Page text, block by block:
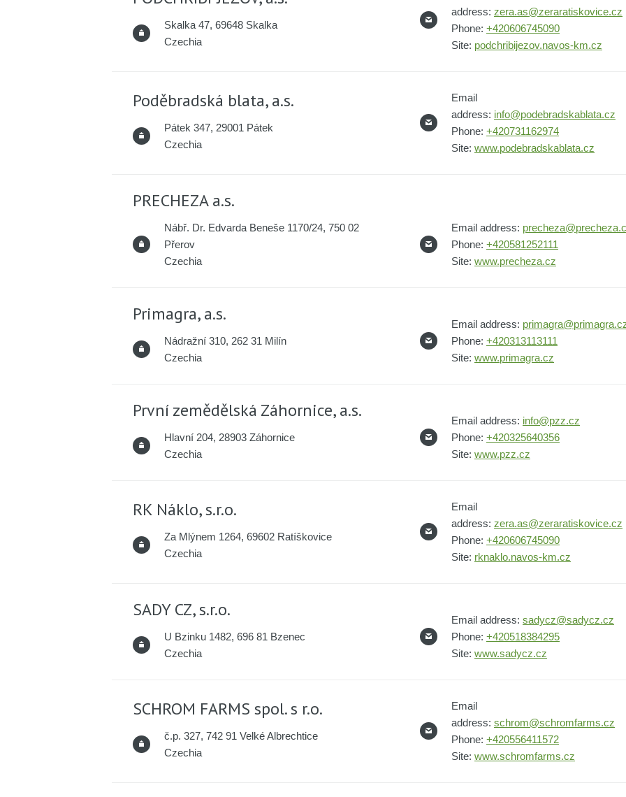
Skalka 47, 69648 Skalka
Czechia
address: zera.as@zeraratiskovice.cz
Phone: +420606745090
Site: podchribijezov.navos-km.cz
Poděbradská blata, a.s.
Pátek 347, 29001 Pátek
Czechia
Email
address: info@podebradskablata.cz
Phone: +420731162974
Site: www.podebradskablata.cz
PRECHEZA a.s.
Nábř. Dr. Edvarda Beneše 1170/24, 750 02
Přerov
Czechia
Email address:
Phone: +420581252111
Site: www.precheza.cz
Primagra, a.s.
Nádražní 310, 262 31 Milín
Czechia
Email address:
Phone: +420313113111
Site: www.primagra.cz
První zemědělská Záhornice, a.s.
Hlavní 204, 28903 Záhornice
Czechia
Email address: info@pzz.cz
Phone: +420325640356
Site: www.pzz.cz
RK Náklo, s.r.o.
Za Mlýnem 1264, 69602 Ratíškovice
Czechia
Email
address: zera.as@zeraratiskovice.cz
Phone: +420606745090
Site: rknaklo.navos-km.cz
SADY CZ, s.r.o.
U Bzinku 1482, 696 81 Bzenec
Czechia
Email address: sadycz@sadycz.cz
Phone: +420518384295
Site: www.sadycz.cz
SCHROM FARMS spol. s r.o.
č.p. 327, 742 91 Velké Albrechtice
Czechia
Email
address: schrom@schromfarms.cz
Phone: +420556411572
Site: www.schromfarms.cz